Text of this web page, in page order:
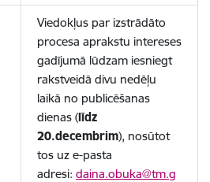
Viedokļus par izstrādāto
procesa aprakstu intereses
gadījumā lūdzam iesniegt
rakstveidā divu nedēļu
laikā no publicēšanas
dienas (līdz
20.decembrim), nosūtot
tos uz e-pasta
adresi: daina.obuka@tm.g